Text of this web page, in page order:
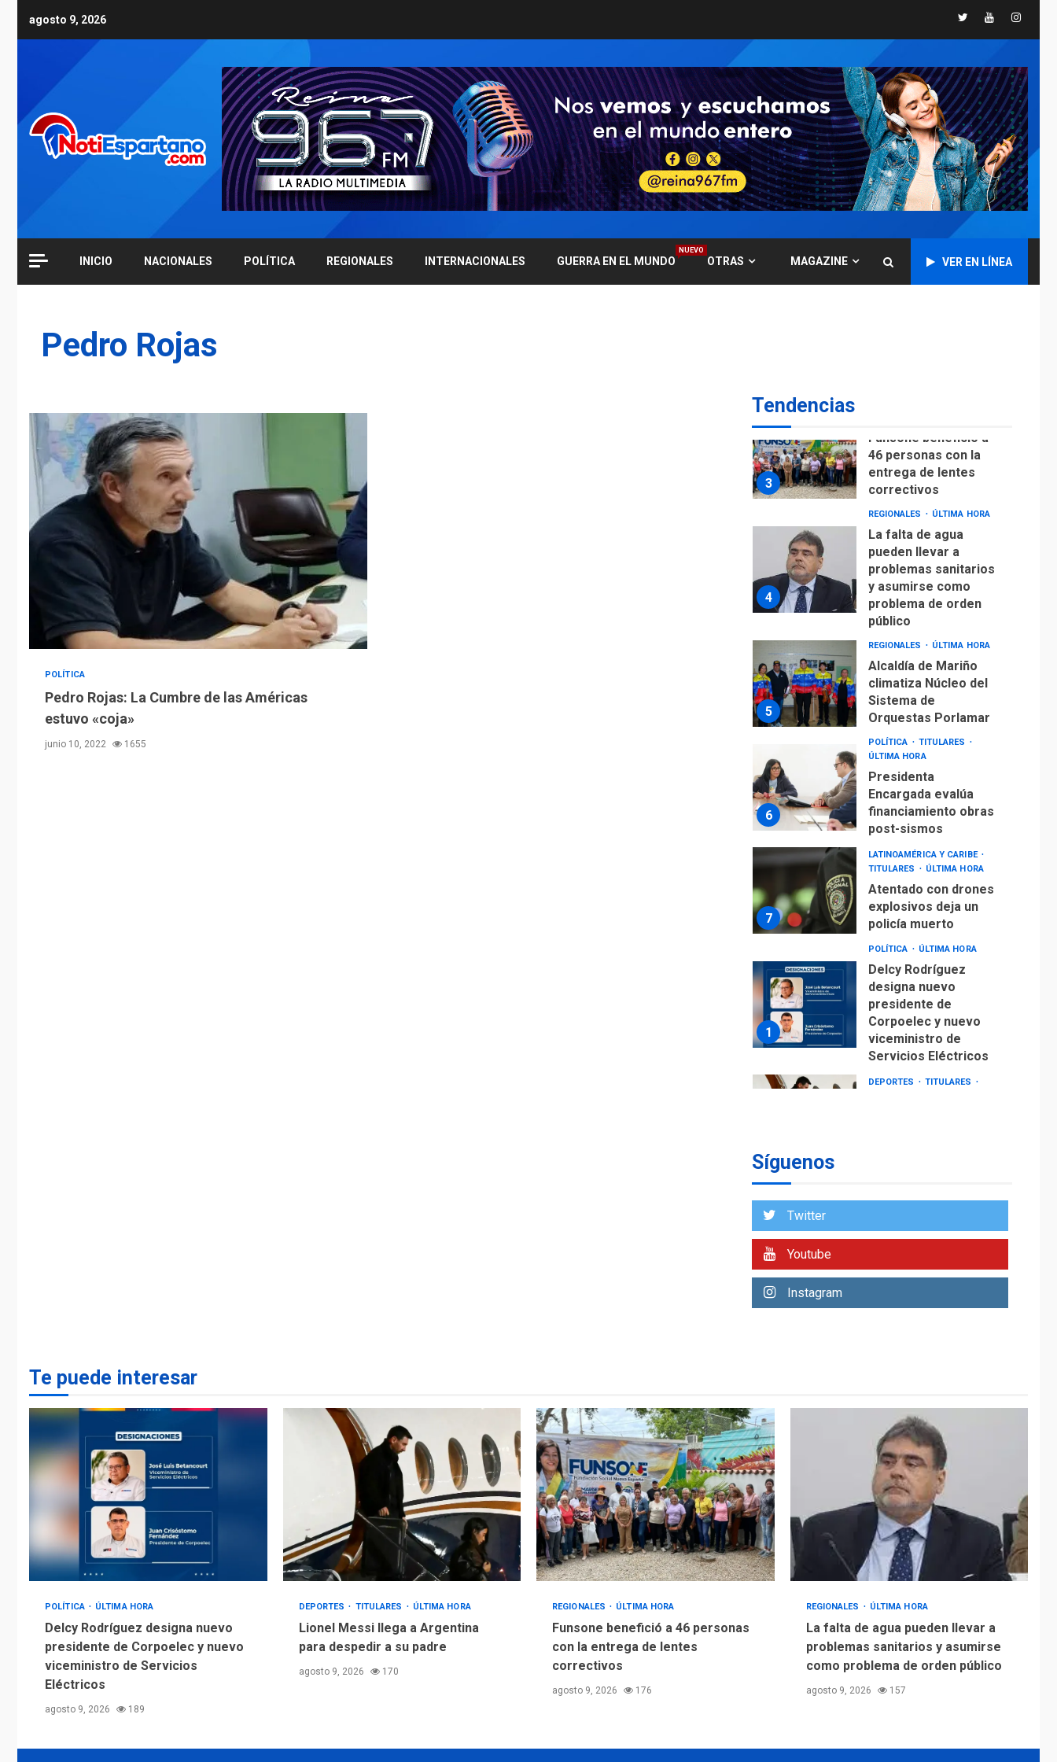
agosto 9, 2026 TwitterYoutube
INICIO NACIONALES POLÍTICA REGIONALES INTERNACIONALES GUERRA EN EL MUNDO
NUEVO
OTRAS MAGAZINE VER EN LÍNEA
Pedro Rojas
POLÍTICA
Pedro Rojas: La Cumbre de las Américas
estuvo «coja»
junio 10, 2022 1655
Tendencias
financiamiento obras
post-sismos
7
LATINOAMÉRICA Y CARIBE
TITULARES
ÚLTIMA HORA
Atentado con drones
explosivos deja un
policía muerto
POLÍTICA ÚLTIMA HORA
Delcy Rodríguez
Corpoelec y nuevo
3
Funsone benefició a
46 personas con la
entrega de lentes
correctivos
4
REGIONALES ÚLTIMA HORA
La falta de agua
pueden llevar a
problemas sanitarios
y asumirse como
problema de orden
público
5
REGIONALES ÚLTIMA HORA
Alcaldía de Mariño
climatiza Núcleo del
Sistema de
Orquestas Porlamar
6
POLÍTICA
TITULARES
ÚLTIMA HORA
Presidenta
Encargada evalúa
financiamiento obras
post-sismos
7
LATINOAMÉRICA Y CARIBE
TITULARES
ÚLTIMA HORA
Atentado con drones
explosivos deja un
policía muerto
1
POLÍTICA ÚLTIMA HORA
Delcy Rodríguez
designa nuevo
presidente de
Corpoelec y nuevo
viceministro de
Servicios Eléctricos
DEPORTES
TITULARES
3
Funsone benefició a
entrega de lentes
pueden llevar a
5
Alcaldía de Mariño
climatiza Núcleo del
Sistema de
Orquestas Porlamar
Síguenos
Twitter
Youtube
Instagram
Te puede interesar
POLÍTICA ÚLTIMA HORA
Delcy Rodríguez designa nuevo
presidente de Corpoelec y nuevo
viceministro de Servicios
Eléctricos
agosto 9, 2026 189
DEPORTES TITULARES ÚLTIMA HORA
Lionel Messi llega a Argentina
para despedir a su padre
agosto 9, 2026 170
REGIONALES ÚLTIMA HORA
Funsone benefició a 46 personas
con la entrega de lentes
correctivos
agosto 9, 2026 176
REGIONALES ÚLTIMA HORA
La falta de agua pueden llevar a
problemas sanitarios y asumirse
como problema de orden público
agosto 9, 2026 157